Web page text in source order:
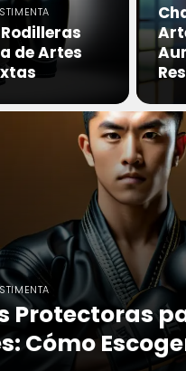
de Artes
Protectoras
Cómo